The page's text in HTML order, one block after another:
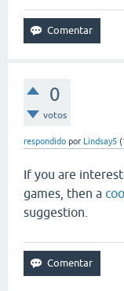
0
votos
respondido por Lindsay5 (
If you are
games, then a
suggestion.